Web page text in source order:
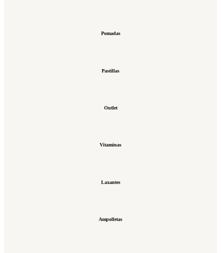
Pomadas
Pastillas
Outlet
Vitaminas
Laxantes
Ampolletas